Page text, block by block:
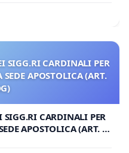
SIGG.RI CARDINALI PER
APOSTOLICA (ART.
CARDINALI PER
APOSTOLICA (ART. 3